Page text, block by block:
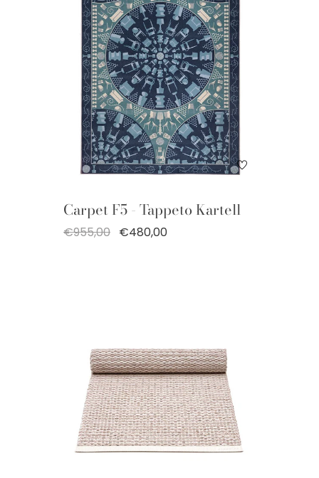
Carpet F5 - Tappeto Kartell
€955,00 €480,00